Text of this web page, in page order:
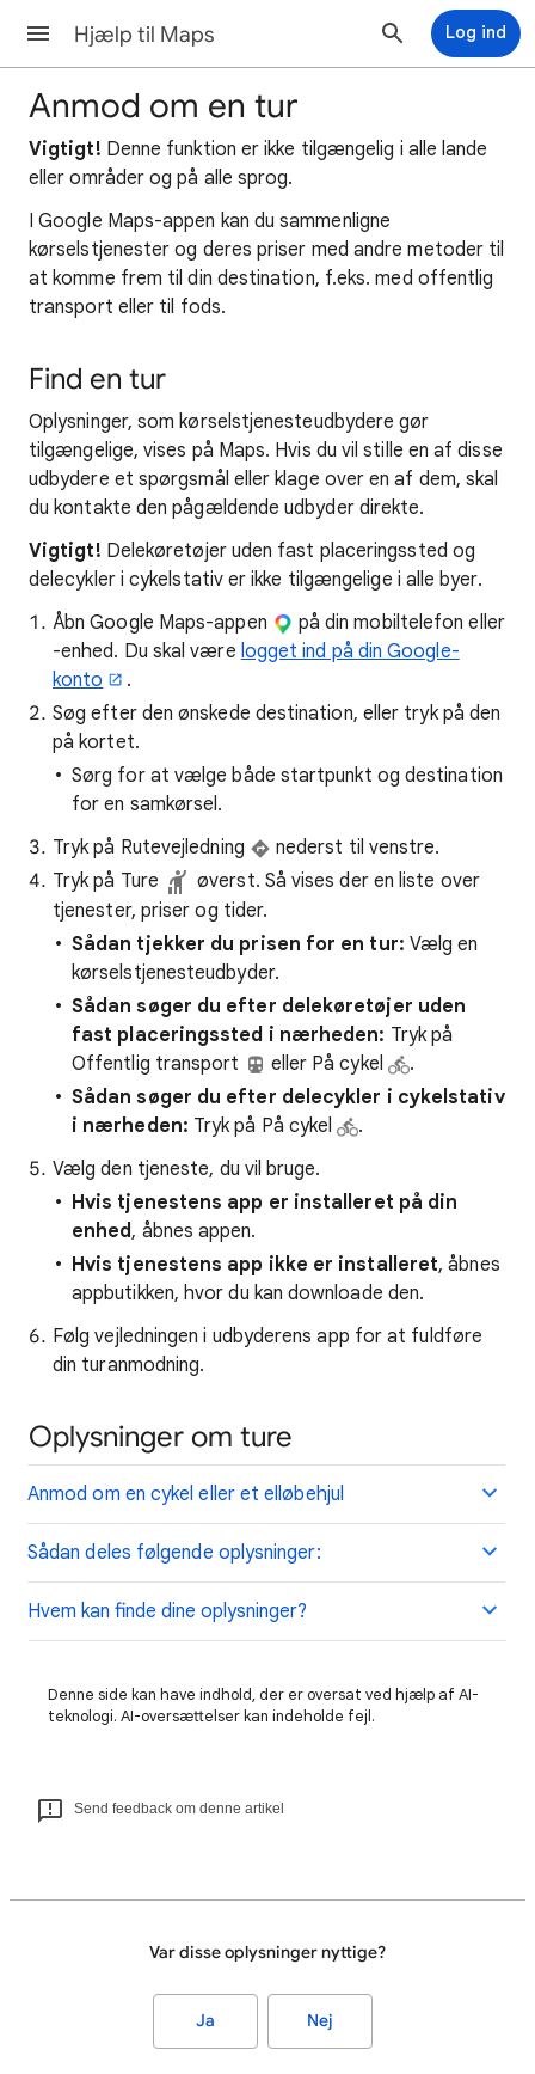
Hjælp til Maps Log ind
Anmod om en tur
Vigtigt! Denne funktion er ikke tilgængelig i alle lande
eller områder og på alle sprog.
I Google Maps-appen kan du sammenligne
kørselstjenester og deres priser med andre metoder til
at komme frem til din destination, f.eks. med offentlig
transport eller til fods.
Find en tur
Oplysninger, som kørselstjenesteudbydere gør
tilgængelige, vises på Maps. Hvis du vil stille en af disse
udbydere et spørgsmål eller klage over en af dem, skal
du kontakte den pågældende udbyder direkte.
Vigtigt! Delekøretøjer uden fast placeringssted og
delecykler i cykelstativ er ikke tilgængelige i alle byer.
Åbn Google Maps-appen
på din mobiltelefon eller
-enhed. Du skal være logget ind på din Google-
konto
.
Søg efter den ønskede destination, eller tryk på den
på kortet.
Sørg for at vælge både startpunkt og destination
for en samkørsel.
Tryk på Rutevejledning
nederst til venstre.
Tryk på Ture
øverst. Så vises der en liste over
tjenester, priser og tider.
Sådan tjekker du prisen for en tur: Vælg en
kørselstjenesteudbyder.
Sådan søger du efter delekøretøjer uden
fast placeringssted i nærheden: Tryk på
Offentlig transport
eller På cykel
.
Sådan søger du efter delecykler i cykelstativ
i nærheden: Tryk på På cykel
.
Vælg den tjeneste, du vil bruge.
Hvis tjenestens app er installeret på din
enhed , åbnes appen.
Hvis tjenestens app ikke er installeret, åbnes
appbutikken, hvor du kan downloade den.
Følg vejledningen i udbyderens app for at fuldføre
din turanmodning.
Oplysninger om ture
Anmod om en cykel eller et elløbehjul
Sådan deles følgende oplysninger:
Hvem kan finde dine oplysninger?
Denne side kan have indhold, der er oversat ved hjælp af AI-
teknologi. AI-oversættelser kan indeholde fejl.
Send feedback om denne artikel
Var disse oplysninger nyttige?
Ja Nej